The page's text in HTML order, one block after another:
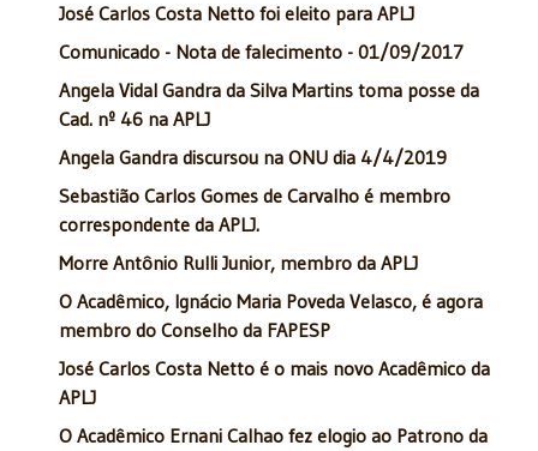
José Carlos Costa Netto foi eleito para APLJ
Comunicado - Nota de falecimento - 01/09/2017
Angela Vidal Gandra da Silva Martins toma posse da
Cad. nº 46 na APLJ
Angela Gandra discursou na ONU dia 4/4/2019
Sebastião Carlos Gomes de Carvalho é membro
correspondente da APLJ.
Morre Antônio Rulli Junior, membro da APLJ
O Acadêmico, Ignácio Maria Poveda Velasco, é agora
membro do Conselho da FAPESP
José Carlos Costa Netto é o mais novo Acadêmico da
APLJ
O Acadêmico Ernani Calhao fez elogio ao Patrono da